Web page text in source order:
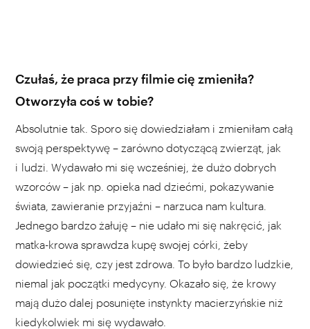
Czułaś, że praca przy filmie cię zmieniła?
Otworzyła coś w tobie?
Absolutnie tak. Sporo się dowiedziałam i zmieniłam całą
swoją perspektywę – zarówno dotyczącą zwierząt, jak
i ludzi. Wydawało mi się wcześniej, że dużo dobrych
wzorców – jak np. opieka nad dziećmi, pokazywanie
świata, zawieranie przyjaźni – narzuca nam kultura.
Jednego bardzo żałuję – nie udało mi się nakręcić, jak
matka-krowa sprawdza kupę swojej córki, żeby
dowiedzieć się, czy jest zdrowa. To było bardzo ludzkie,
niemal jak początki medycyny. Okazało się, że krowy
mają dużo dalej posunięte instynkty macierzyńskie niż
kiedykolwiek mi się wydawało.